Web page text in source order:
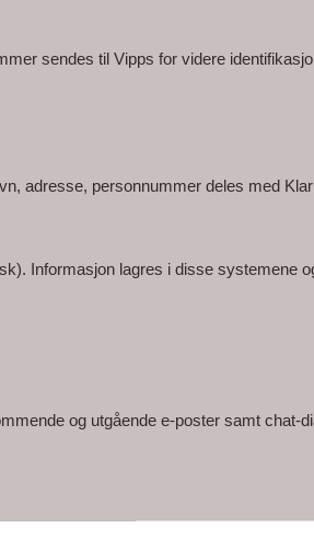
sendes til Vipps for videre
adresse, personnummer deles med
Informasjon lagres i disse systemene
og utgående e-poster samt chat-